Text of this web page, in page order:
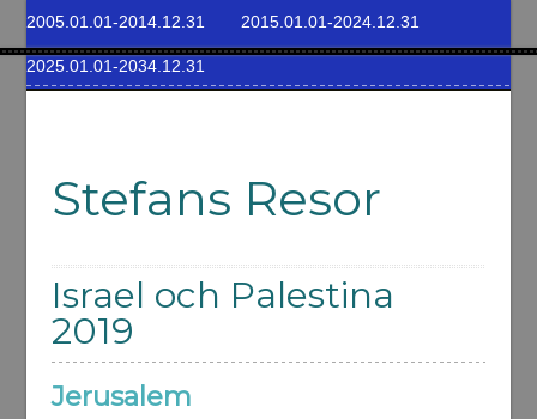
2005.01.01-2014.12.31 2015.01.01-2024.12.31
2025.01.01-2034.12.31
Stefans Resor
Israel och Palestina
2019
Jerusalem